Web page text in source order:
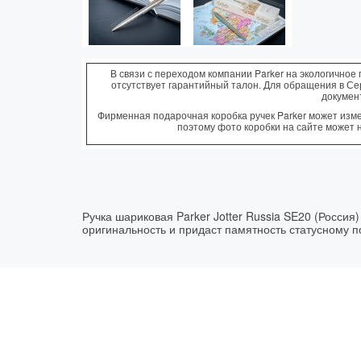
В связи с переходом компании Parker на экологичное
отсутствует гарантийный талон. Для обращения в
Фирменная подарочная коробка ручек Parker может
поэтому фото коробки на сайте может
Ручка шариковая Parker Jotter Russia SE20
оригинальность и придаст памятность